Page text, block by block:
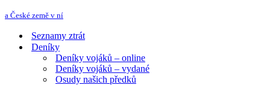
a České země v ní
Seznamy ztrát
Deníky
Deníky vojáků – online
Deníky vojáků – vydané
Osudy našich předků